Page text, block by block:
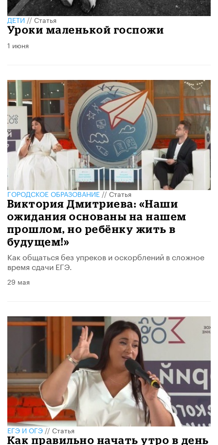
ДЕТИ//Статья
Уроки маленькой госпожи
1 июня
ГОРОДСКОЕ ОБРАЗОВАНИЕ//Статья
Виктория Дмитриева: «Наши
ожидания основаны на нашем
прошлом, но ребёнку жить в
будущем!»
Как общаться без упреков и оскорблений в сложное
время сдачи ЕГЭ.
29 мая
ЕГЭ И ОГЭ//Статья
Как правильно начать утро в день